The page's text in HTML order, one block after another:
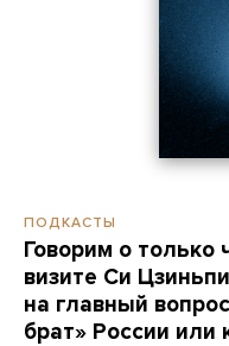
ПОДКАСТЫ
Говорим о
визите Си
на главный
брат» России или